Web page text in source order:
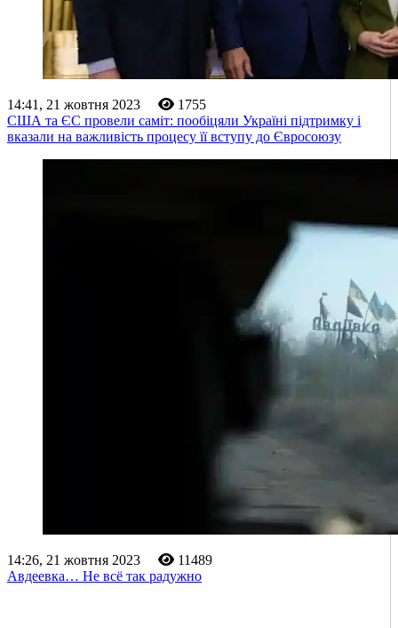
14:41, 21 жовтня 2023
1755
США та ЄС провели саміт: пообіцяли Україні підтримку і
вказали на важливість процесу її вступу до Євросоюзу
14:26, 21 жовтня 2023
11489
Авдеевка… Не всё так радужно